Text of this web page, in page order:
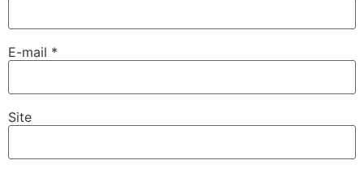
E-mail *
Site